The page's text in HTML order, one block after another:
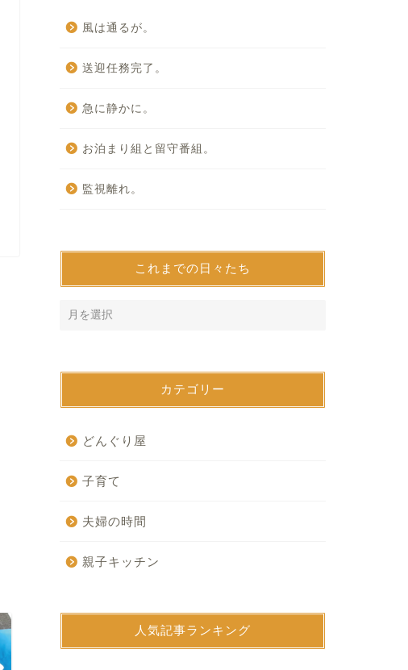
子育て
風は通るが。
送迎任務完了。
急に静かに。
お泊まり組と留守番組。
監視離れ。
これまでの日々たち
カテゴリー
どんぐり屋
子育て
夫婦の時間
親子キッチン
人気記事ランキング